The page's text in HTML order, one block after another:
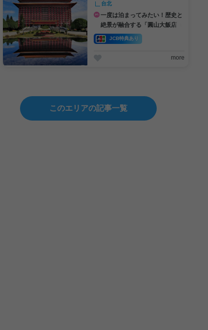
台北
一度は泊まってみたい！歴史と
絶景が融合する「圓山大飯店（
グランドホテル）」の魅力をご
紹介【JCB特典あり】
JCB特典あり
more
このエリアの記事一覧